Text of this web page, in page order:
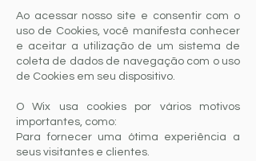
Ao acessar nosso site e consentir com o
uso de Cookies, você manifesta conhecer
e aceitar a utilização de um sistema de
coleta de dados de navegação com o uso
de Cookies em seu dispositivo.
O Wix usa cookies por vários motivos
importantes, como:
Para fornecer uma ótima experiência a
seus visitantes e clientes.